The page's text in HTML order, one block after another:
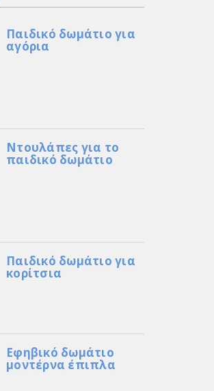
Παιδικό δωμάτιο για
αγόρια
Ντουλάπες για το
παιδικό δωμάτιο
Παιδικό δωμάτιο για
κορίτσια
Εφηβικό δωμάτιο
μοντέρνα έπιπλα